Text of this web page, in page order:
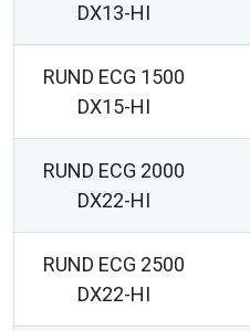
DX13-HI
RUND ECG 1500
DX15-HI
RUND ECG 2000
DX22-HI
RUND ECG 2500
DX22-HI